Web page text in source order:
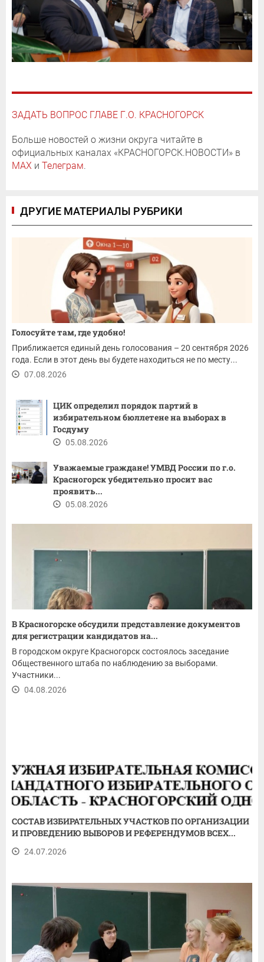
ЗАДАТЬ ВОПРОС ГЛАВЕ Г.О. КРАСНОГОРСК
Больше новостей о жизни округа читайте в
официальных каналах «КРАСНОГОРСК.НОВОСТИ» в
MAX и Телеграм.
ДРУГИЕ МАТЕРИАЛЫ РУБРИКИ
Голосуйте там, где удобно!
Приближается единый день голосования – 20 сентября 2026
года. Если в этот день вы будете находиться не по месту...
07.08.2026
ЦИК определил порядок партий в
избирательном бюллетене на выборах в
Госдуму
05.08.2026
Уважаемые граждане! ​УМВД России по г.о.
Красногорск убедительно просит вас
проявить...
05.08.2026
В Красногорске обсудили представление документов
для регистрации кандидатов на...
В городском округе Красногорск состоялось заседание
Общественного штаба по наблюдению за выборами.
Участники...
04.08.2026
СОСТАВ ИЗБИРАТЕЛЬНЫХ УЧАСТКОВ ПО ОРГАНИЗАЦИИ
И ПРОВЕДЕНИЮ ВЫБОРОВ И РЕФЕРЕНДУМОВ ВСЕХ...
24.07.2026